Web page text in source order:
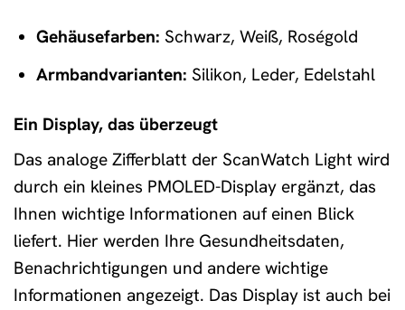
Gehäusefarben: Schwarz, Weiß, Roségold
Armbandvarianten: Silikon, Leder, Edelstahl
Ein Display, das überzeugt
Das analoge Zifferblatt der ScanWatch Light wird
durch ein kleines PMOLED-Display ergänzt, das
Ihnen wichtige Informationen auf einen Blick
liefert. Hier werden Ihre Gesundheitsdaten,
Benachrichtigungen und andere wichtige
Informationen angezeigt. Das Display ist auch bei